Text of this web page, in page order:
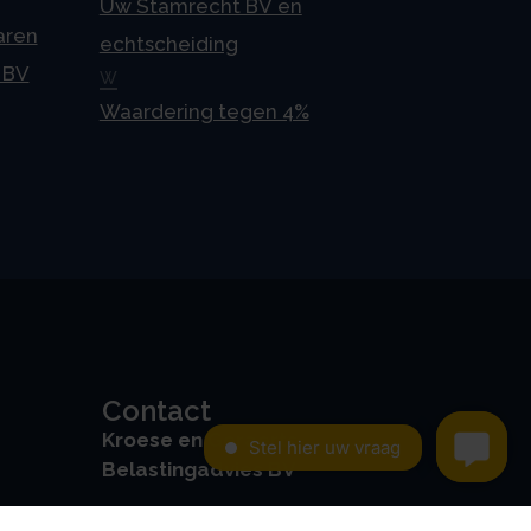
Uw Stamrecht BV en
echtscheiding
W
Waardering tegen 4%
Contact
Kroese en Geraerts
Belastingadvies BV